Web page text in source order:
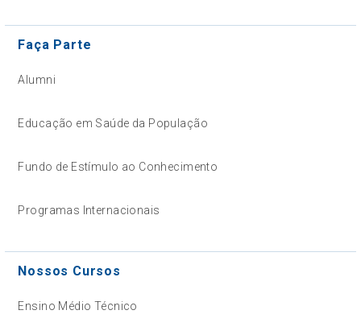
Faça Parte
Alumni
Educação em Saúde da População
Fundo de Estímulo ao Conhecimento
Programas Internacionais
Nossos Cursos
Ensino Médio Técnico